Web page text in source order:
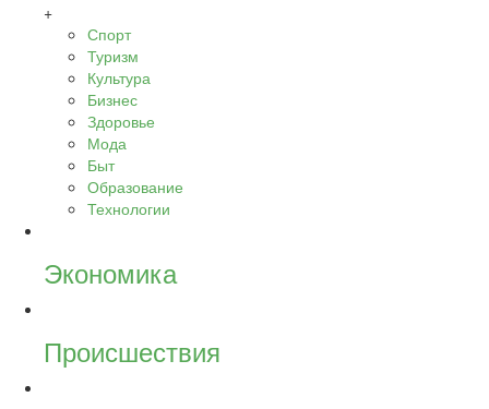
+
Спорт
Туризм
Культура
Бизнес
Здоровье
Мода
Быт
Образование
Технологии
Экономика
Происшествия